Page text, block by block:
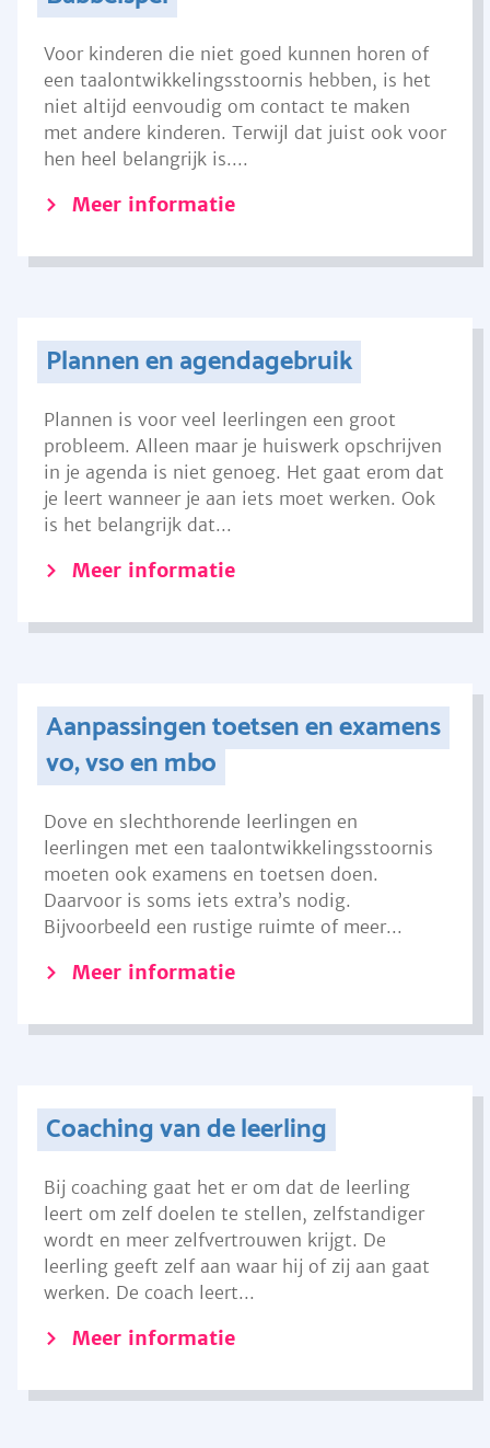
Voor kinderen die niet goed kunnen horen of
een taalontwikkelingsstoornis hebben, is het
niet altijd eenvoudig om contact te maken
met andere kinderen. Terwijl dat juist ook voor
hen heel belangrijk is....
Meer informatie
Plannen en agendagebruik
Plannen is voor veel leerlingen een groot
probleem. Alleen maar je huiswerk opschrijven
in je agenda is niet genoeg. Het gaat erom dat
je leert wanneer je aan iets moet werken. Ook
is het belangrijk dat...
Meer informatie
Aanpassingen toetsen en examens
vo, vso en mbo
Dove en slechthorende leerlingen en
leerlingen met een taalontwikkelingsstoornis
moeten ook examens en toetsen doen.
Daarvoor is soms iets extra’s nodig.
Bijvoorbeeld een rustige ruimte of meer...
Meer informatie
Coaching van de leerling
Bij coaching gaat het er om dat de leerling
leert om zelf doelen te stellen, zelfstandiger
wordt en meer zelfvertrouwen krijgt. De
leerling geeft zelf aan waar hij of zij aan gaat
werken. De coach leert...
Meer informatie